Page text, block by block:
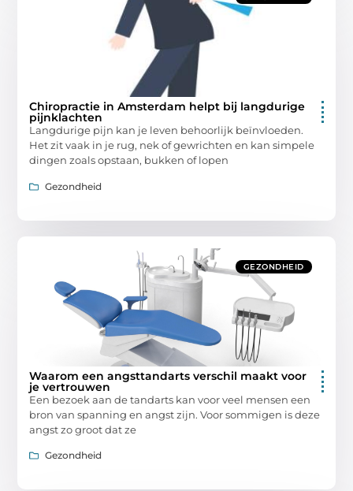
Chiropractie in Amsterdam helpt bij langdurige
pijnklachten
Langdurige pijn kan je leven behoorlijk beïnvloeden.
Het zit vaak in je rug, nek of gewrichten en kan simpele
dingen zoals opstaan, bukken of lopen
Gezondheid
GEZONDHEID
Waarom een angsttandarts verschil maakt voor
je vertrouwen
Een bezoek aan de tandarts kan voor veel mensen een
bron van spanning en angst zijn. Voor sommigen is deze
angst zo groot dat ze
Gezondheid